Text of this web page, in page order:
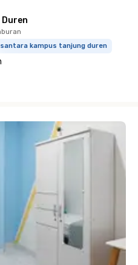
kampus tanjung duren